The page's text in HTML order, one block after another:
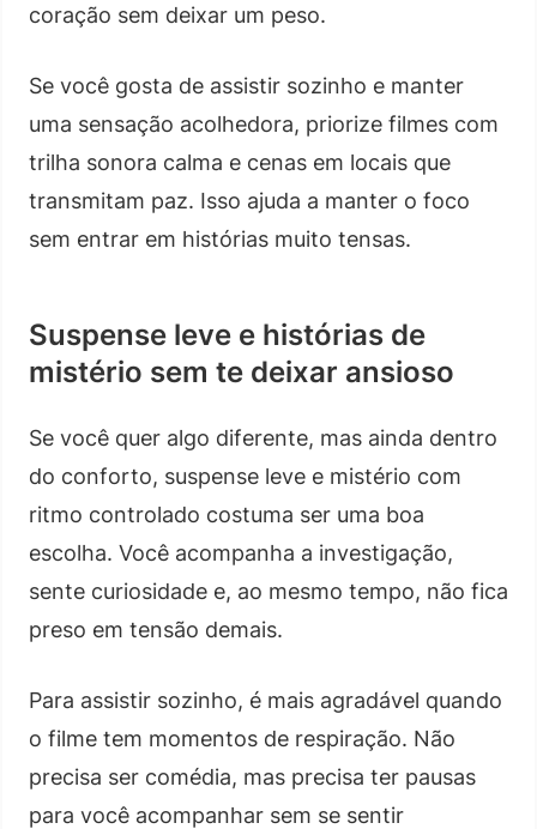
coração sem deixar um peso.
Se você gosta de assistir sozinho e manter
uma sensação acolhedora, priorize filmes com
trilha sonora calma e cenas em locais que
transmitam paz. Isso ajuda a manter o foco
sem entrar em histórias muito tensas.
Suspense leve e histórias de
mistério sem te deixar ansioso
Se você quer algo diferente, mas ainda dentro
do conforto, suspense leve e mistério com
ritmo controlado costuma ser uma boa
escolha. Você acompanha a investigação,
sente curiosidade e, ao mesmo tempo, não fica
preso em tensão demais.
Para assistir sozinho, é mais agradável quando
o filme tem momentos de respiração. Não
precisa ser comédia, mas precisa ter pausas
para você acompanhar sem se sentir